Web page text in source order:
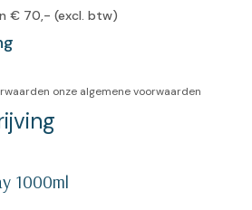
€ 70,- (excl. btw)
onze algemene voorwaarden
1000ml